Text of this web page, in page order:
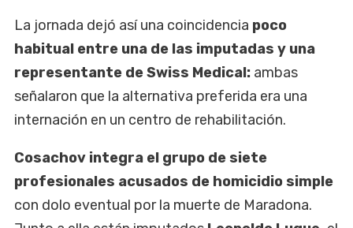
La jornada dejó así una coincidencia poco
habitual entre una de las imputadas y una
representante de Swiss Medical: ambas
señalaron que la alternativa preferida era una
internación en un centro de rehabilitación.
Cosachov integra el grupo de siete
profesionales acusados de homicidio simple
con dolo eventual por la muerte de Maradona.